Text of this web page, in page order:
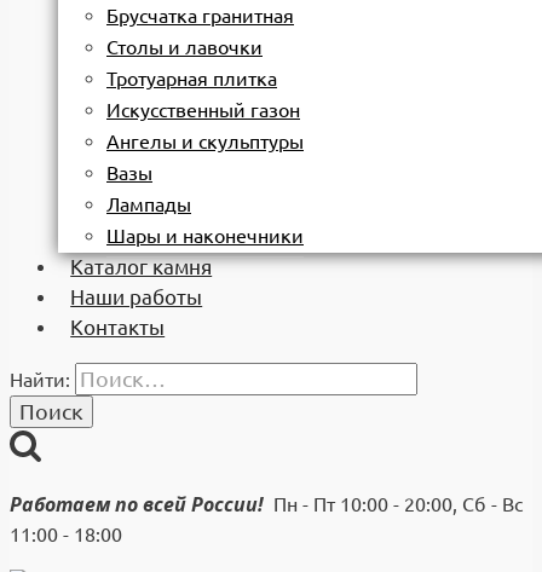
Брусчатка гранитная
Столы и лавочки
Тротуарная плитка
Искусственный газон
Ангелы и скульптуры
Вазы
Лампады
Шары и наконечники
Каталог камня
Наши работы
Контакты
Найти:
Работаем по всей России! Пн - Пт 10:00 - 20:00, Сб - Вс
11:00 - 18:00